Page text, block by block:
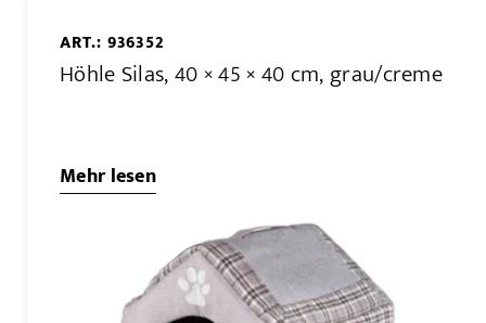
ART.: 936352
Höhle Silas, 40 × 45 × 40 cm, grau/creme
Mehr lesen